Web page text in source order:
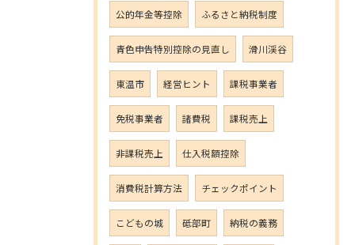
公的年金等控除 ふるさと納税制度
青色申告特別控除の見直し 滑川渓谷
東温市 経営ヒント 課税事業者
免税事業者 諸費税 課税売上
非課税売上 仕入税額控除
消費税計算方法 チェックポイント
こどもの城 砥部町 納税の義務